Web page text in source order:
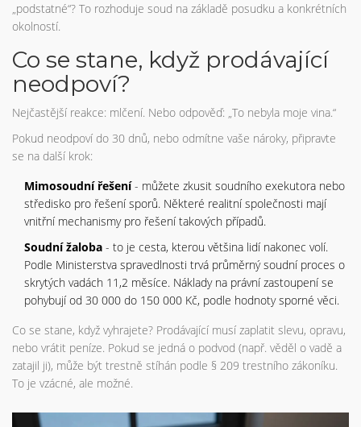
„podstatné“? To rozhoduje soud na základě posudku a konkrétních
okolností.
Co se stane, když prodávající
neodpoví?
Nejčastější reakce: mlčení. Nebo odpověď: „To nebyla moje vina.“
Pokud neodpoví do 30 dnů, nebo odmítne vaše nároky, připravte
se na další krok:
Mimosoudní řešení- můžete zkusit soudního exekutora nebo
středisko pro řešení sporů. Některé realitní společnosti mají
vnitřní mechanismy pro řešení takových případů.
Soudní žaloba - to je cesta, kterou většina lidí nakonec volí.
Podle Ministerstva spravedlnosti trvá průměrný soudní proces o
skrytých vadách 11,2 měsíce. Náklady na právní zastoupení se
pohybují od 30 000 do 150 000 Kč, podle hodnoty sporné věci.
Co se stane, když vyhrajete? Prodávající musí zaplatit slevu, opravu,
nebo vrátit peníze. Pokud se jedná o podvod (např. věděl o vadě a
zatajil ji), může být trestně stíhán podle § 209 trestního zákoníku.
To je vzácné, ale možné.